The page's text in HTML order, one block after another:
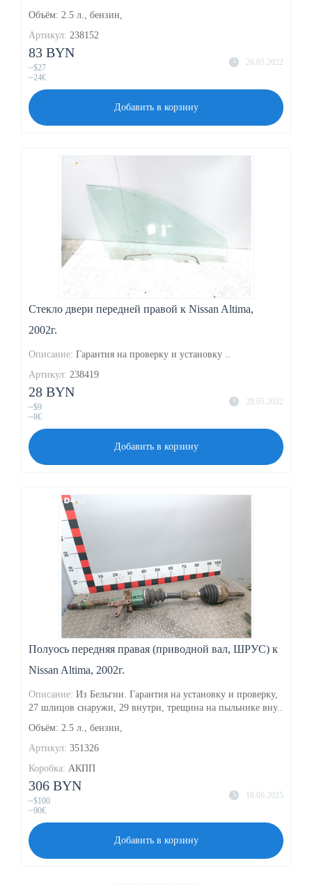
Объём: 2.5 л., бензин,
Артикул: 238152
26.05.2022
83 BYN
~$27
~24€
Добавить в корзину
Стекло двери передней правой к Nissan Altima,
2002г.
Описание: Гарантия на проверку и установку ..
Артикул: 238419
28.05.2022
28 BYN
~$9
~8€
Добавить в корзину
Полуось передняя правая (приводной вал, ШРУС) к
Nissan Altima, 2002г.
Описание: Из Бельгии. Гарантия на установку и проверку,
27 шлицов снаружи, 29 внутри, трещина на пыльнике вну..
Объём: 2.5 л., бензин,
Артикул: 351326
Коробка: АКПП
16.06.2025
306 BYN
~$100
~90€
Добавить в корзину